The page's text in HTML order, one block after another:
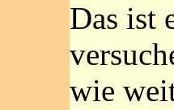
Das ist
wie